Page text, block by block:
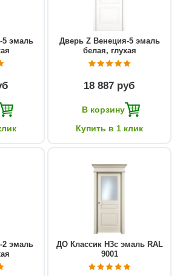
5 эмаль
Дверь Z Венеция-5 эмаль
белая, глухая
18 887 руб
В корзину
Купить в 1 клик
2 эмаль
ДО Классик Н3с эмаль RAL
9001